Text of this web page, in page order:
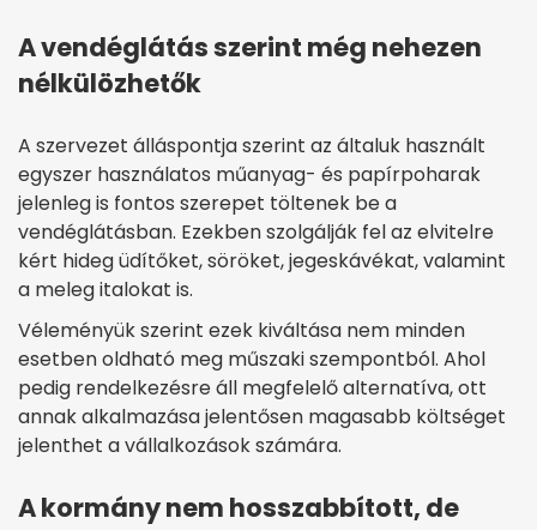
A vendéglátás szerint még nehezen
nélkülözhetők
A szervezet álláspontja szerint az általuk használt
egyszer használatos műanyag- és papírpoharak
jelenleg is fontos szerepet töltenek be a
vendéglátásban. Ezekben szolgálják fel az elvitelre
kért hideg üdítőket, söröket, jegeskávékat, valamint
a meleg italokat is.
Véleményük szerint ezek kiváltása nem minden
esetben oldható meg műszaki szempontból. Ahol
pedig rendelkezésre áll megfelelő alternatíva, ott
annak alkalmazása jelentősen magasabb költséget
jelenthet a vállalkozások számára.
A kormány nem hosszabbított, de